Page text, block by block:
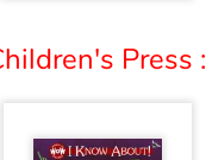
Press :